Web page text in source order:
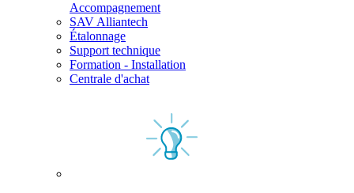
Accompagnement
SAV Alliantech
Étalonnage
Support technique
Formation - Installation
Centrale d'achat